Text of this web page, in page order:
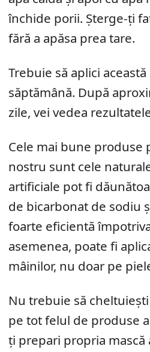
închide porii. Șterge-ți
fără a apăsa prea tare.
Trebuie să aplici
săptămână. După
zile, vei vedea
Cele mai bune produse
nostru sunt cele
artificiale pot fi
de bicarbonat de sodiu
foarte eficientă
asemenea, poate fi
mâinilor, nu doar pe
Nu trebuie să
pe tot felul de produse
ți prepari propria mască